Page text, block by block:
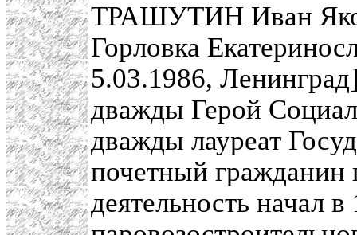
ТРАШУТИН Иван
Горловка
5.03.1986,
дважды Герой
дважды лауреат
почетный гражданин
деятельность начал